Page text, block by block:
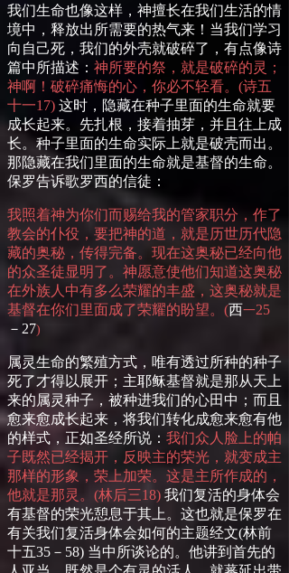
我们生命也像这样，神擅长在我们生活的情
境中，释放出所需要的热气来！当我们学习
向自己死，我们的外壳就破碎了，有点像诗
篇中所描述： 神所要的祭，就是破碎的灵；
神啊！破碎痛悔的心，你必不轻看。 (诗五
十一17) 这时，隐藏在种子里面的生命就要
成长起来。先扎根，接着抽芽，并且往上成
长。种子里面的生命实际上就是破壳而出。
那隐藏在我们里面的生命就是基督的生命。
保罗告诉歌罗西的信徒：
我照着神为你们而赐给我的管家职分，作了
教会的仆役，要把神的道，就是历世历代隐
藏的奥秘，传得完备。现在这奥秘已经向他
的众圣徒显明了。神愿意使他们知道这奥秘
在外族人中有多么荣耀的丰盛，这奥秘就是
基督在你们里面成了荣耀的盼望。 (西一25
－ 27)
属灵生命的繁殖方式，唯有透过所种的种子
死了才得以展开；主耶稣基督就是那从天上
来的属灵种子，被种进我们的心田中；而且
愈来愈成长起来，将我们转化成愈来愈有他
的样式，正如圣经所说： 我们众人脸上的帕
子既然已经揭开，反映主的荣光，就变成主
那样的形象，荣上加荣。这是主所作成的，
他就是那灵。 (林后三18) 我们复活的身体会
有基督的荣光憩息于其上。这也就是保罗在
有关我们复活身体会如何的主题经文(林前
十五35 － 58) 当中所谈论的。他讲到首先的